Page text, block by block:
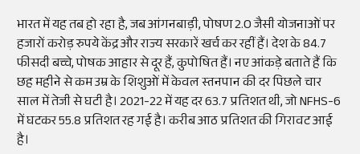
भारत में यह तब हो रहा है, जब आंगनबाड़ी, पोषण 2.O जैसी योजनाओं पर
हजारों करोड़ रुपये केंद्र और राज्य सरकारें खर्च कर रहीं हैं। देश के 84.7
फीसदी बच्चे, पोषक आहार से दूर हैं, कुपोषित हैं। नए आंकड़े बताते हैं कि
छह महीने से कम उम्र के शिशुओं में केवल स्तनपान की दर पिछले चार
साल में तेजी से घटी है। 2021-22 में यह दर 63.7 प्रतिशत थी, जो NFHS-6
में घटकर 55.8 प्रतिशत रह गई है। करीब आठ प्रतिशत की गिरावट आई
है।